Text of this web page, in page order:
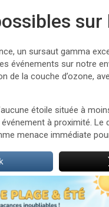
sur
un sursaut gamma
événements sur notre
de la couche d’ozone,
étoile située à
à proximité.
menace immédiate